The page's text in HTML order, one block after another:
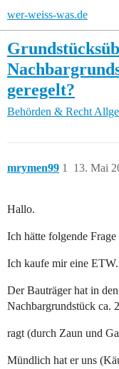
wer-weiss-was.de
geregelt?
Behörden & Recht
mrymen99 13. Mai
1
Hallo.
Ich hätte folgende Frage
Ich kaufe mir eine ETW.
Der Bauträger hat in
Nachbargrundstück ca.
ragt (durch Zaun und
Mündlich hat er uns